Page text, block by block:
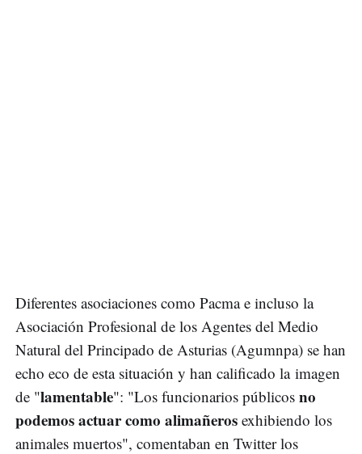
Diferentes asociaciones como Pacma e incluso la
Asociación Profesional de los Agentes del Medio
Natural del Principado de Asturias (Agumnpa) se han
echo eco de esta situación y han calificado la imagen
de "lamentable": "Los funcionarios públicos no
podemos actuar como alimañeros exhibiendo los
animales muertos", comentaban en Twitter los